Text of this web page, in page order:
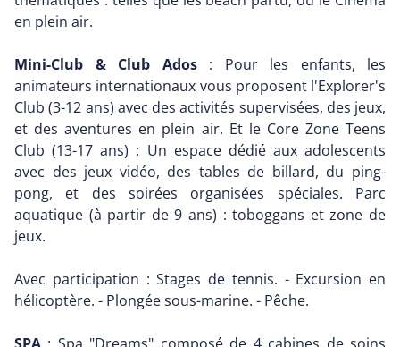
en plein air.
Mini-Club & Club Ados: Pour les enfants, les
animateurs internationaux vous proposent l'Explorer's
Club (3-12 ans) avec des activités supervisées, des jeux,
et des aventures en plein air. Et le Core Zone Teens
Club (13-17 ans) : Un espace dédié aux adolescents
avec des jeux vidéo, des tables de billard, du ping-
pong, et des soirées organisées spéciales. Parc
aquatique (à partir de 9 ans) : toboggans et zone de
jeux.
Avec participation : Stages de tennis. - Excursion en
hélicoptère. - Plongée sous-marine. - Pêche.